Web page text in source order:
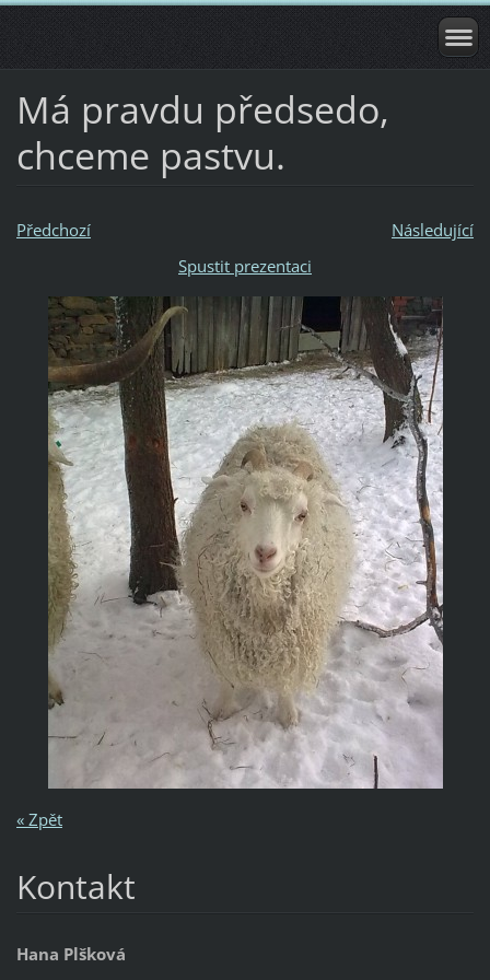
Má pravdu předsedo,
chceme pastvu.
Předchozí
Následující
Spustit prezentaci
« Zpět
Kontakt
Hana Plšková